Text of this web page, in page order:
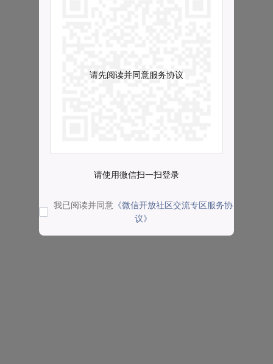
请先阅读并同意服务协议
请使用微信扫一扫登录
我已阅读并同意 《微信开放社区交流专区服务协
议》